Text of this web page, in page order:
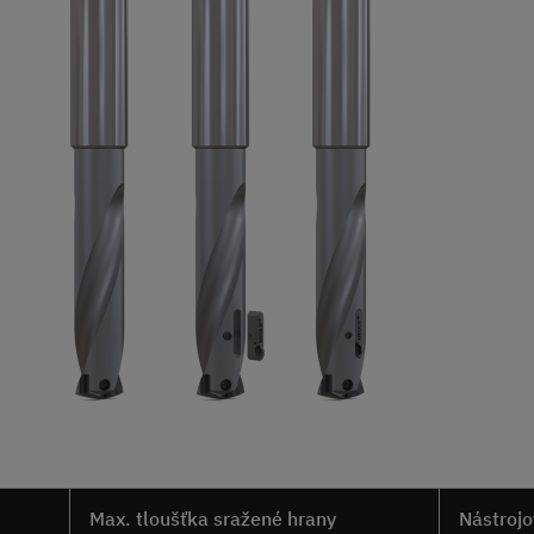
Max. tloušťka sražené hrany